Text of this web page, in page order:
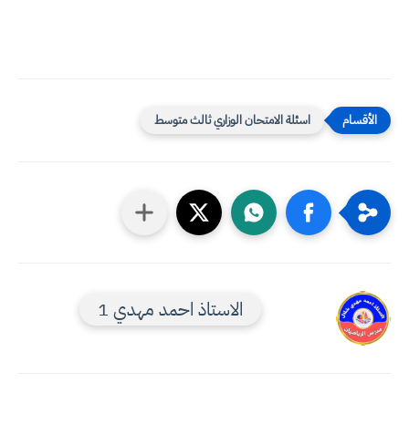
اسئلة الامتحان الوزاري ثالث متوسط
الاستاذ احمد مهدي 1